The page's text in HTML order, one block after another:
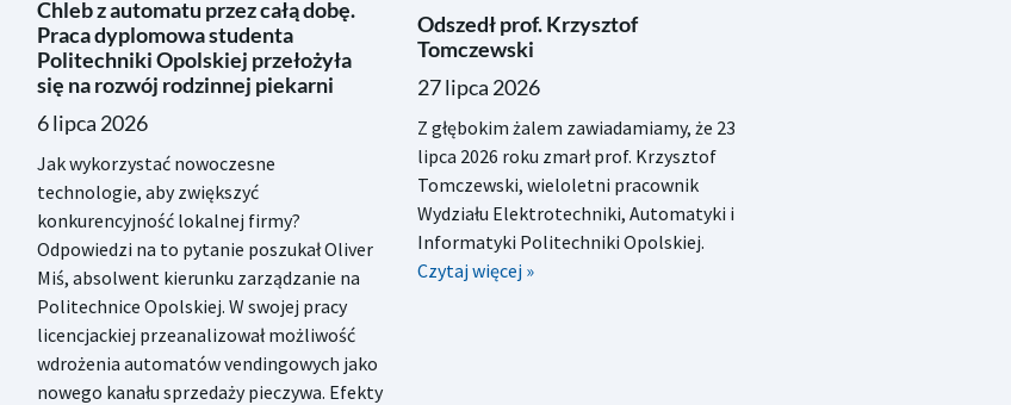
Chleb z automatu przez całą dobę.
Praca dyplomowa studenta
Politechniki Opolskiej przełożyła
się na rozwój rodzinnej piekarni
6 lipca 2026
Jak wykorzystać nowoczesne
technologie, aby zwiększyć
konkurencyjność lokalnej firmy?
Odpowiedzi na to pytanie poszukał Oliver
Miś, absolwent kierunku zarządzanie na
Politechnice Opolskiej. W swojej pracy
licencjackiej przeanalizował możliwość
wdrożenia automatów vendingowych jako
nowego kanału sprzedaży pieczywa. Efekty
Odszedł prof. Krzysztof
Tomczewski
27 lipca 2026
Z głębokim żalem zawiadamiamy, że 23
lipca 2026 roku zmarł prof. Krzysztof
Tomczewski, wieloletni pracownik
Wydziału Elektrotechniki, Automatyki i
Informatyki Politechniki Opolskiej.
Czytaj więcej »